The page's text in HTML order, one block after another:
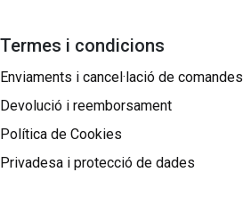
Termes i condicions
Enviaments i cancel·lació de comandes
Devolució i reemborsament
Política de Cookies
Privadesa i protecció de dades